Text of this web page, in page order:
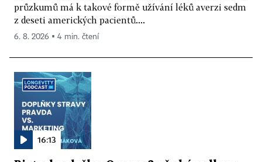
průzkumů má k takové formě užívání léků averzi sedm
z deseti amerických pacientů....
6. 8. 2026 ▪ 4 min. čtení
16:13